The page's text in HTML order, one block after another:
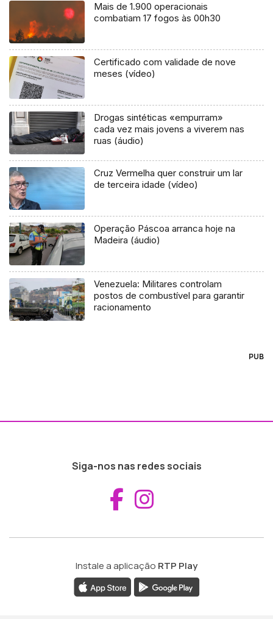
Mais de 1.900 operacionais
combatiam 17 fogos às 00h30
Certificado com validade de nove
meses (vídeo)
Drogas sintéticas «empurram»
cada vez mais jovens a viverem nas
ruas (áudio)
Cruz Vermelha quer construir um lar
de terceira idade (vídeo)
Operação Páscoa arranca hoje na
Madeira (áudio)
Venezuela: Militares controlam
postos de combustível para garantir
racionamento
PUB
Siga-nos nas redes sociais
Aceder ao
Instale a aplicação RTP Play